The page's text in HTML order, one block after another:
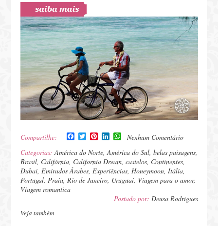
Compartilhe: Facebook
TwitterPinterestLinkedInWhatsApp
Nenhum Comentário
Categorias:América do Norte,América do Sul,belas paisagens,
Brasil, Califórnia, California Dream,castelos, Continentes,
Dubai,Emirados Árabes,Experiências,Honeymoon,Itália,
Portugal,Praia,Rio de Janeiro, Uruguai, Viagem para o amor,
Viagem romantica
Postado por: Deusa Rodrigues
Veja também